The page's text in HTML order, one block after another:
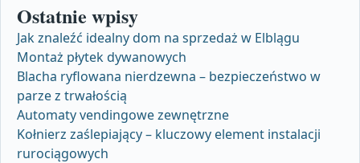
Ostatnie wpisy
Jak znaleźć idealny dom na sprzedaż w Elblągu
Montaż płytek dywanowych
Blacha ryflowana nierdzewna – bezpieczeństwo w
parze z trwałością
Automaty vendingowe zewnętrzne
Kołnierz zaślepiający – kluczowy element instalacji
rurociągowych